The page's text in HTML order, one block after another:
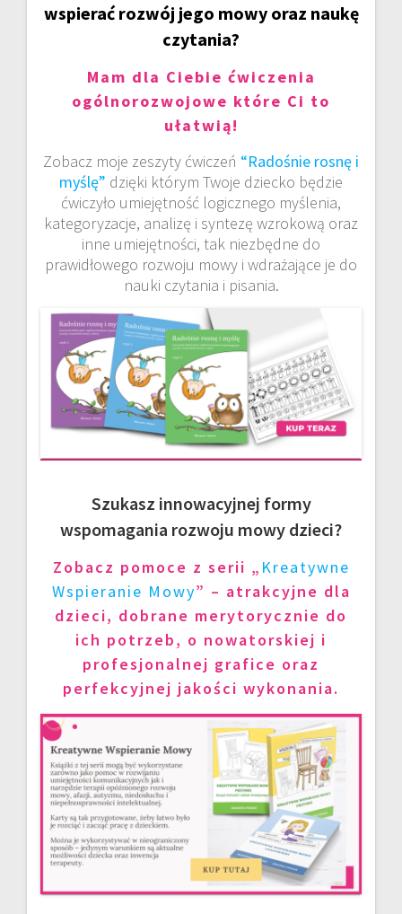
wspierać rozwój jego mowy oraz naukę
czytania?
Mam dla Ciebie ćwiczenia
ogólnorozwojowe które Ci to
ułatwią!
Zobacz moje zeszyty ćwiczeń “Radośnie rosnę i
myślę” dzięki którym Twoje dziecko będzie
ćwiczyło umiejętność logicznego myślenia,
kategoryzacje, analizę i syntezę wzrokową oraz
inne umiejętności, tak niezbędne do
prawidłowego rozwoju mowy i wdrażające je do
nauki czytania i pisania.
Szukasz innowacyjnej formy
wspomagania rozwoju mowy dzieci?
Zobacz pomoce z serii „ Kreatywne
Wspieranie Mowy” – atrakcyjne dla
dzieci, dobrane merytorycznie do
ich potrzeb, o nowatorskiej i
profesjonalnej grafice oraz
perfekcyjnej jakości wykonania.